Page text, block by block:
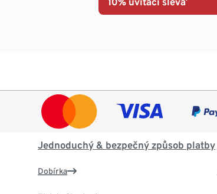
Jednoduchý & bezpečný způsob platby
Dobírka